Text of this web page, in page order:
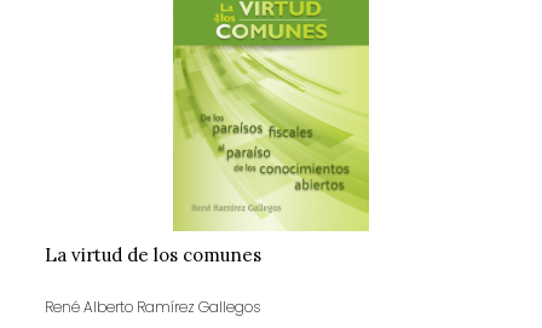
La virtud de los comunes
René Alberto Ramírez Gallegos